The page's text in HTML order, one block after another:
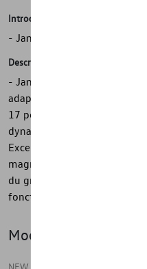
Introduction
- Jante en alliage
Description
- Jantes en alliage
adaptées à une utilisation
17 pouces - "Gavia" en
dynamique - Technique de
Excellente finition -
magnésium et de silicium -
du groupe - Pour un haut
fonctionnalité
Modèle(s)
NEW TAIGO